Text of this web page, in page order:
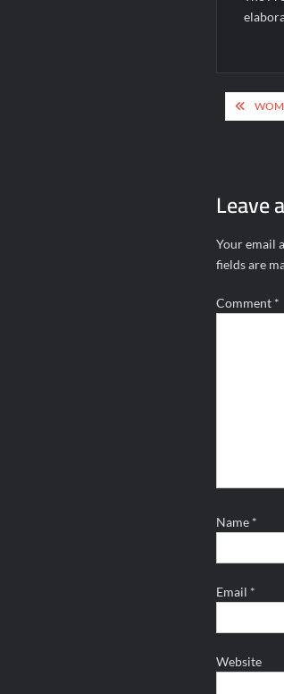
Post
Leave
Your email
fields are
Comment *
Name *
Email *
Website